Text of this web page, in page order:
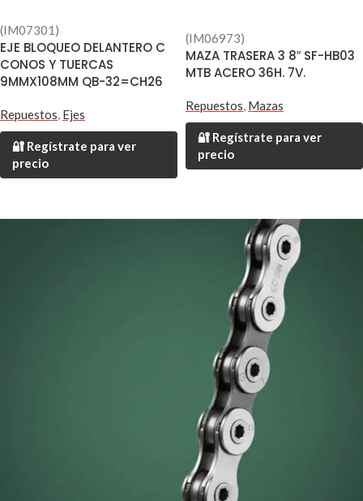
(IM07301)
EJE BLOQUEO DELANTERO C
CONOS Y TUERCAS
9MMX108MM QB-32=CH26
Repuestos, Ejes
🔐 Regístrate para ver
precio
(IM06973)
MAZA TRASERA 3 8″ SF-HB03
MTB ACERO 36H. 7V.
Repuestos, Mazas
🔐 Regístrate para ver
precio